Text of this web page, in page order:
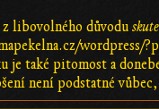
libovolného důvodu
wordpress/
je také pitomost a
není podstatné